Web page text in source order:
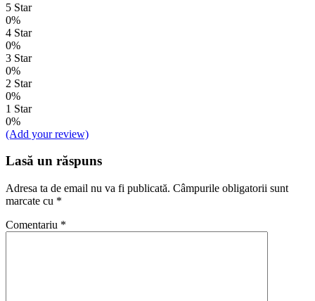
5 Star
0%
4 Star
0%
3 Star
0%
2 Star
0%
1 Star
0%
(Add your review)
Lasă un răspuns
Adresa ta de email nu va fi publicată. Câmpurile obligatorii sunt
marcate cu *
Comentariu *